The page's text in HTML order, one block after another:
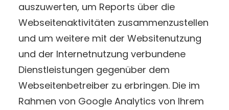
auszuwerten, um Reports über die
Webseitenaktivitäten zusammenzustellen
und um weitere mit der Websitenutzung
und der Internetnutzung verbundene
Dienstleistungen gegenüber dem
Webseitenbetreiber zu erbringen. Die im
Rahmen von Google Analytics von Ihrem